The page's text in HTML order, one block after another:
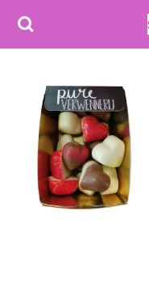
Ga
hoofdinhoud